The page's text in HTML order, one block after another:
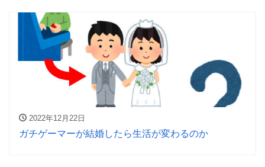
2022年12月22日
ガチゲーマーが結婚したら生活が変わるのか